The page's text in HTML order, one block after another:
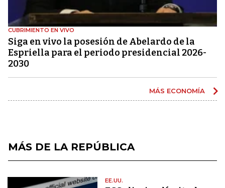
CUBRIMIENTO EN VIVO
Siga en vivo la posesión de Abelardo de la
Espriella para el periodo presidencial 2026-
2030
MÁS ECONOMÍA
MÁS DE LA REPÚBLICA
EE.UU.